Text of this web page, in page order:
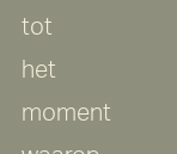
tot
het
moment